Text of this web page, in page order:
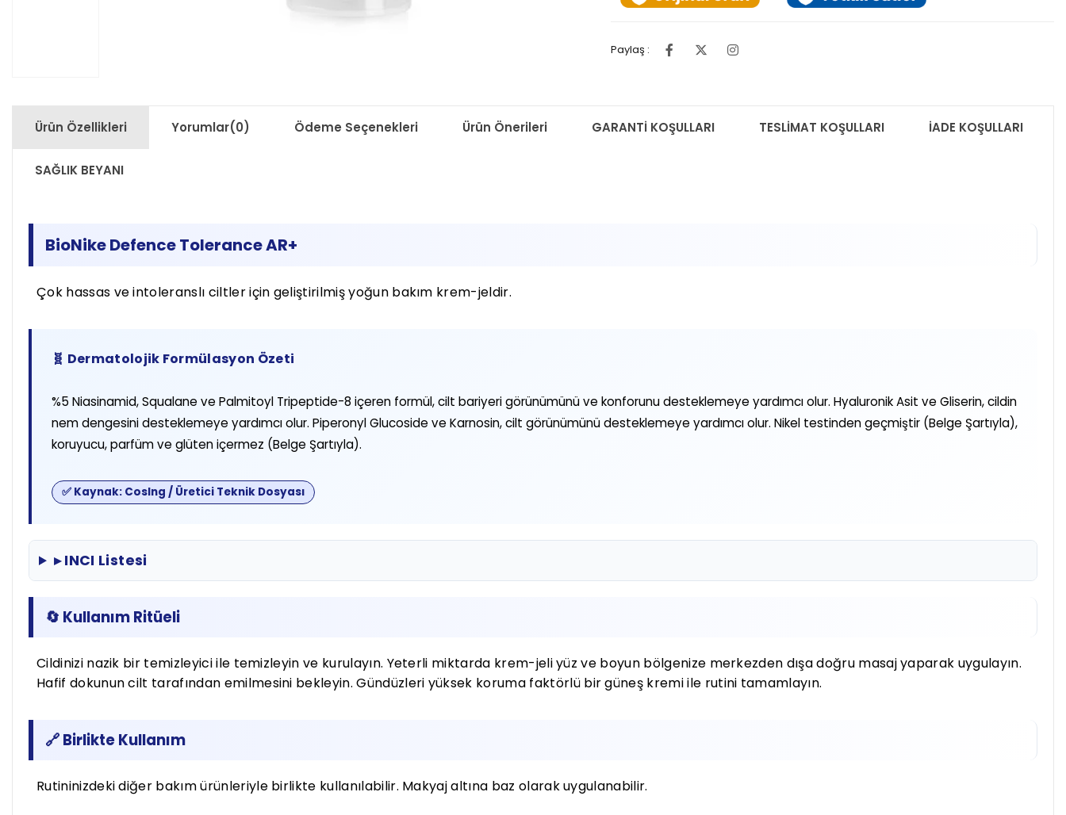
Paylaş :
Ürün Özellikleri Yorumlar(0) Ödeme Seçenekleri Ürün Önerileri GARANTİ KOŞULLARI TESLİMAT KOŞULLARI İADE KOŞULLARI
SAĞLIK BEYANI
BioNike Defence Tolerance AR+
Çok hassas ve intoleranslı ciltler için geliştirilmiş yoğun bakım krem-jeldir.
🧬 Dermatolojik Formülasyon Özeti
%5 Niasinamid, Squalane ve Palmitoyl Tripeptide-8 içeren formül, cilt bariyeri görünümünü ve konforunu desteklemeye yardımcı olur. Hyaluronik Asit ve Gliserin, cildin
nem dengesini desteklemeye yardımcı olur. Piperonyl Glucoside ve Karnosin, cilt görünümünü desteklemeye yardımcı olur. Nikel testinden geçmiştir (Belge Şartıyla),
koruyucu, parfüm ve glüten içermez (Belge Şartıyla).
✅ Kaynak: CosIng / Üretici Teknik Dosyası
▸ INCI Listesi
🔄 Kullanım Ritüeli
Cildinizi nazik bir temizleyici ile temizleyin ve kurulayın. Yeterli miktarda krem-jeli yüz ve boyun bölgenize merkezden dışa doğru masaj yaparak uygulayın.
Hafif dokunun cilt tarafından emilmesini bekleyin. Gündüzleri yüksek koruma faktörlü bir güneş kremi ile rutini tamamlayın.
🔗 Birlikte Kullanım
Rutininizdeki diğer bakım ürünleriyle birlikte kullanılabilir. Makyaj altına baz olarak uygulanabilir.